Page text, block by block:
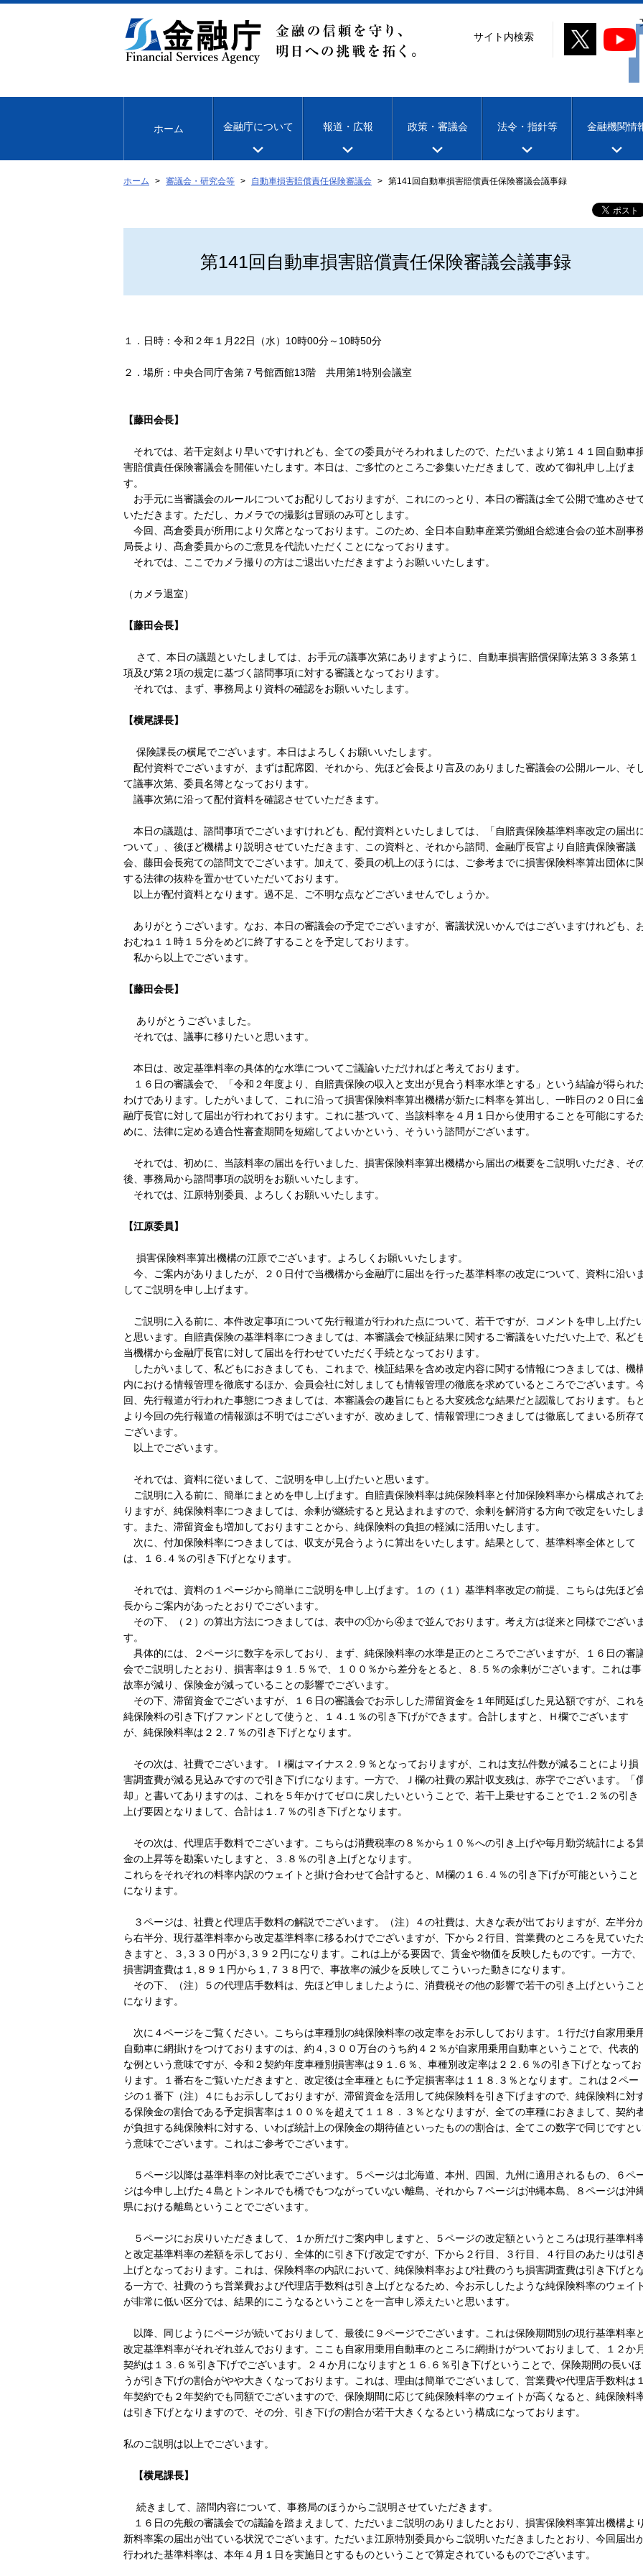
文
移
サイト内検索
ホーム 金融庁について 報道・広報 政策・審議会 法令・指針等 金融機関情
ホーム 審議会・研究会等 自動車損害賠償責任保険審議会 第141回自動車損害賠償責任保険審議会議事録
第141回自動車損害賠償責任保険審議会議事録
１．日時：令和２年１月22日（水）10時00分～10時50分
２．場所：中央合同庁舎第７号館西館13階 共用第1特別会議室
【藤田会長】
それでは、若干定刻より早いですけれども、全ての委員がそろわれましたので、ただいまより第１４１回自動車
害賠償責任保険審議会を開催いたします。本日は、ご多忙のところご参集いただきまして、改めて御礼申し上げま
す。
お手元に当審議会のルールについてお配りしておりますが、これにのっとり、本日の審議は全て公開で進めさせ
いただきます。ただし、カメラでの撮影は冒頭のみ可とします。
今回、髙倉委員が所用により欠席となっております。このため、全日本自動車産業労働組合総連合会の並木副事
局長より、髙倉委員からのご意見を代読いただくことになっております。
それでは、ここでカメラ撮りの方はご退出いただきますようお願いいたします。
（カメラ退室）
【藤田会長】
さて、本日の議題といたしましては、お手元の議事次第にありますように、自動車損害賠償保障法第３３条第１
項及び第２項の規定に基づく諮問事項に対する審議となっております。
それでは、まず、事務局より資料の確認をお願いいたします。
【横尾課長】
保険課長の横尾でございます。本日はよろしくお願いいたします。
配付資料でございますが、まずは配席図、それから、先ほど会長より言及のありました審議会の公開ルール、そ
て議事次第、委員名簿となっております。
議事次第に沿って配付資料を確認させていただきます。
本日の議題は、諮問事項でございますけれども、配付資料といたしましては、「自賠責保険基準料率改定の届出
ついて」、後ほど機構より説明させていただきます、この資料と、それから諮問、金融庁長官より自賠責保険審議
会、藤田会長宛ての諮問文でございます。加えて、委員の机上のほうには、ご参考までに損害保険料率算出団体に
する法律の抜粋を置かせていただいております。
以上が配付資料となります。過不足、ご不明な点などございませんでしょうか。
ありがとうございます。なお、本日の審議会の予定でございますが、審議状況いかんではございますけれども、
おむね１１時１５分をめどに終了することを予定しております。
私から以上でございます。
【藤田会長】
ありがとうございました。
それでは、議事に移りたいと思います。
本日は、改定基準料率の具体的な水準についてご議論いただければと考えております。
１６日の審議会で、「令和２年度より、自賠責保険の収入と支出が見合う料率水準とする」という結論が得られ
わけであります。したがいまして、これに沿って損害保険料率算出機構が新たに料率を算出し、一昨日の２０日に
融庁長官に対して届出が行われております。これに基づいて、当該料率を４月１日から使用することを可能にする
めに、法律に定める適合性審査期間を短縮してよいかという、そういう諮問がございます。
それでは、初めに、当該料率の届出を行いました、損害保険料率算出機構から届出の概要をご説明いただき、そ
後、事務局から諮問事項の説明をお願いいたします。
それでは、江原特別委員、よろしくお願いいたします。
【江原委員】
損害保険料率算出機構の江原でございます。よろしくお願いいたします。
今、ご案内がありましたが、２０日付で当機構から金融庁に届出を行った基準料率の改定について、資料に沿いま
してご説明を申し上げます。
ご説明に入る前に、本件改定事項について先行報道が行われた点について、若干ですが、コメントを申し上げた
と思います。自賠責保険の基準料率につきましては、本審議会で検証結果に関するご審議をいただいた上で、私ど
当機構から金融庁長官に対して届出を行わせていただく手続となっております。
したがいまして、私どもにおきましても、これまで、検証結果を含め改定内容に関する情報につきましては、機
内における情報管理を徹底するほか、会員会社に対しましても情報管理の徹底を求めているところでございます。
回、先行報道が行われた事態につきましては、本審議会の趣旨にもとる大変残念な結果だと認識しております。もと
より今回の先行報道の情報源は不明ではございますが、改めまして、情報管理につきましては徹底してまいる所存
ございます。
以上でございます。
それでは、資料に従いまして、ご説明を申し上げたいと思います。
ご説明に入る前に、簡単にまとめを申し上げます。自賠責保険料率は純保険料率と付加保険料率から構成されて
りますが、純保険料率につきましては、余剰が継続すると見込まれますので、余剰を解消する方向で改定をいたしま
す。また、滞留資金も増加しておりますことから、純保険料の負担の軽減に活用いたします。
次に、付加保険料率につきましては、収支が見合うように算出をいたします。結果として、基準料率全体として
は、１６.４％の引き下げとなります。
それでは、資料の１ページから簡単にご説明を申し上げます。１の（１）基準料率改定の前提、こちらは先ほど
長からご案内があったとおりでございます。
その下、（２）の算出方法につきましては、表中の①から④まで並んでおります。考え方は従来と同様でございま
す。
具体的には、２ページに数字を示しており、まず、純保険料率の水準是正のところでございますが、１６日の審
会でご説明したとおり、損害率は９１.５％で、１００％から差分をとると、８.５％の余剰がございます。これは事
故率が減り、保険金が減っていることの影響でございます。
その下、滞留資金でございますが、１６日の審議会でお示しした滞留資金を１年間延ばした見込額ですが、これ
純保険料の引き下げファンドとして使うと、１４.１％の引き下げができます。合計しますと、Ｈ欄でございます
が、純保険料率は２２.７％の引き下げとなります。
その次は、社費でございます。Ｉ欄はマイナス２.９％となっておりますが、これは支払件数が減ることにより損
害調査費が減る見込みですので引き下げになります。一方で、Ｊ欄の社費の累計収支残は、赤字でございます。「
却」と書いてありますのは、これを５年かけてゼロに戻したいということで、若干上乗せすることで１.２％の引き
上げ要因となりまして、合計は１.７％の引き下げとなります。
その次は、代理店手数料でございます。こちらは消費税率の８％から１０％への引き上げや毎月勤労統計による
金の上昇等を勘案いたしますと、３.８％の引き上げとなります。
これらをそれぞれの料率内訳のウェイトと掛け合わせて合計すると、Ｍ欄の１６.４％の引き下げが可能ということ
になります。
３ページは、社費と代理店手数料の解説でございます。（注）４の社費は、大きな表が出ておりますが、左半分
ら右半分、現行基準料率から改定基準料率に移るわけでございますが、下から２行目、営業費のところを見ていた
きますと、３,３３０円が３,３９２円になります。これは上がる要因で、賃金や物価を反映したものです。一方で、
損害調査費は１,８９１円から１,７３８円で、事故率の減少を反映してこういった動きになります。
その下、（注）５の代理店手数料は、先ほど申しましたように、消費税その他の影響で若干の引き上げということ
になります。
次に４ページをご覧ください。こちらは車種別の純保険料率の改定率をお示ししております。１行だけ自家用乗
自動車に網掛けをつけておりますのは、約４,３００万台のうち約４２％が自家用乗用自動車ということで、代表的
な例という意味ですが、令和２契約年度車種別損害率は９１.６％、車種別改定率は２２.６％の引き下げとなってお
ります。１番右をご覧いただきますと、改定後は全車種ともに予定損害率は１１８.３％となります。これは２ペー
ジの１番下（注）４にもお示ししておりますが、滞留資金を活用して純保険料を引き下げますので、純保険料に対
る保険金の割合である予定損害率は１００％を超えて１１８．３％となりますが、全ての車種におきまして、契約
が負担する純保険料に対する、いわば統計上の保険金の期待値といったものの割合は、全てこの数字で同じですと
う意味でございます。これはご参考でございます。
５ページ以降は基準料率の対比表でございます。５ページは北海道、本州、四国、九州に適用されるもの、６ペ
ジは今申し上げた４島とトンネルでも橋でもつながっていない離島、それから７ページは沖縄本島、８ページは沖
県における離島ということでございます。
５ページにお戻りいただきまして、１か所だけご案内申しますと、５ページの改定額というところは現行基準料
と改定基準料率の差額を示しており、全体的に引き下げ改定ですが、下から２行目、３行目、４行目のあたりは引き
上げとなっております。これは、保険料率の内訳において、純保険料率および社費のうち損害調査費は引き下げと
る一方で、社費のうち営業費および代理店手数料は引き上げとなるため、今お示ししたような純保険料率のウェイト
が非常に低い区分では、結果的にこうなるということを一言申し添えたいと思います。
以降、同じようにページが続いておりまして、最後に９ページでございます。これは保険期間別の現行基準料率と
改定基準料率がそれぞれ並んでおります。ここも自家用乗用自動車のところに網掛けがついておりまして、１２か月
契約は１３.６％引き下げでございます。２４か月になりますと１６.６％引き下げということで、保険期間の長いほ
うが引き下げの割合がやや大きくなっております。これは、理由は簡単でございまして、営業費や代理店手数料は１
年契約でも２年契約でも同額でございますので、保険期間に応じて純保険料率のウェイトが高くなると、純保険料
は引き下げとなりますので、その分、引き下げの割合が若干大きくなるという構成になっております。
私のご説明は以上でございます。
【横尾課長】
続きまして、諮問内容について、事務局のほうからご説明させていただきます。
１６日の先般の審議会での議論を踏まえまして、ただいまご説明のありましたとおり、損害保険料率算出機構より
新料率案の届出が出ている状況でございます。ただいま江原特別委員からご説明いただきましたとおり、今回届出
行われた基準料率は、本年４月１日を実施日とするものということで算定されているものでございます。